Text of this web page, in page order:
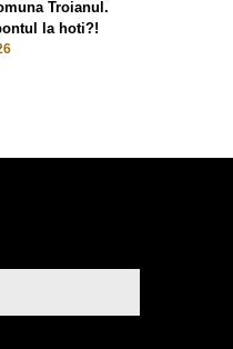
Troianul.
la hoti?!